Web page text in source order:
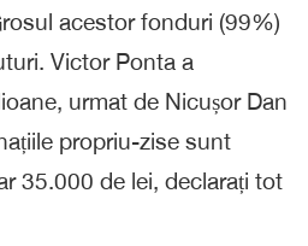
acestor fonduri (99%)
Victor Ponta a
urmat de Nicușor Dan
propriu-zise sunt
35.000 de lei, declarați tot